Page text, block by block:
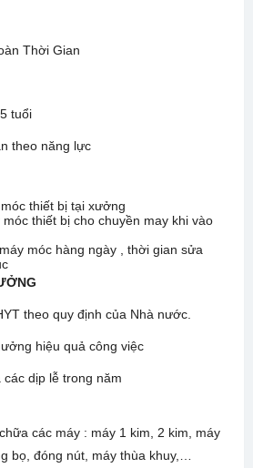
Thời Gian
tuổi
theo năng lực
thiết bị tại xưởng
thiết bị cho chuyền may khi vào
móc hàng ngày , thời gian sửa
theo quy định của Nhà nước.
hiệu quả công việc
dịp lễ trong năm
các máy : máy 1 kim, 2 kim, máy
bọ, đóng nút, máy thùa khuy,…